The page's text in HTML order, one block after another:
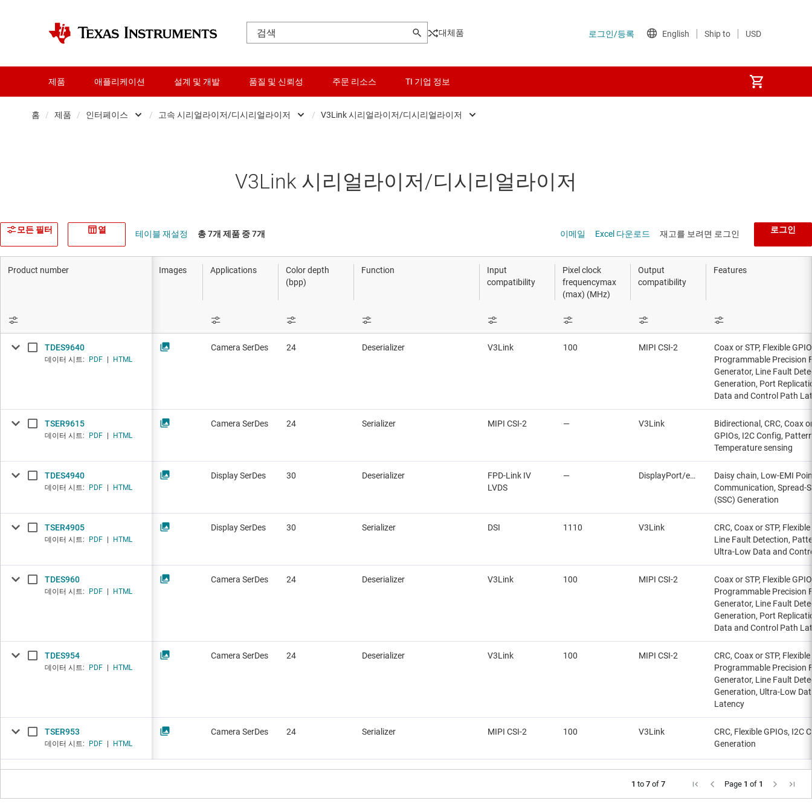
대체품
제품 애플리케이션 설계 및 개발 품질 및 신뢰성 주문 리소스 TI 기업 정보
홈 / 제품 / 인터페이스
DLP 제품
모터 드라이버
스위치 및 멀티플렉서
/ 고속 시리얼라이저/디시리얼라이저
HDMI, 디스플레이 포트 및 MIPI IC
IO-Link 및 디지털 I/O
PCIe, SAS 및 SATA IC
직렬 디지털 인터페이스(SDI) IC
SBC(시스템 기반 칩)
/ V3Link 시리얼라이저/디시리얼라이저
V3Link 시리얼라이저/디시리얼라이저
모든 필터 열 테이블 재설정 총 7개 제품 중 7개 이메일 Excel 다운로드 재고를 보려면 로그인 로그인
Product number
Input
compatibility
Function
Applications Features
Color depth
(bpp)
Output
compatibility
Images
Pixel clock
frequencymax
(max) (MHz)
TDES9640
데이터 시트: PDF HTML
TSER9615
데이터 시트: PDF HTML
TDES4940
데이터 시트: PDF HTML
TSER4905
데이터 시트: PDF HTML
TDES960
데이터 시트: PDF HTML
TDES954
데이터 시트: PDF HTML
TSER953
데이터 시트: PDF HTML
Camera SerDes 24 Deserializer V3Link 100 MIPI CSI-2
Coax or STP, Flexible
Programmable Precision
Generator, Line Fault
Generation, Port
Data and Control Path
Camera SerDes 24 Serializer MIPI CSI-2 — V3Link
Bidirectional, CRC, Coax
GPIOs, I2C Config,
Temperature sensing
Display SerDes 30 Deserializer
FPD-Link IV
LVDS
— DisplayPort/eDP
Daisy chain, Low-EMI
Communication, Spread-
(SSC) Generation
Display SerDes 30 Serializer DSI 1110 V3Link
CRC, Coax or STP,
Line Fault Detection,
Ultra-Low Data and
Camera SerDes 24 Deserializer V3Link 100 MIPI CSI-2
Coax or STP, Flexible
Programmable Precision
Generator, Line Fault
Generation, Port
Data and Control Path
Camera SerDes 24 Deserializer V3Link 100 MIPI CSI-2
CRC, Coax or STP,
Programmable Precision
Generator, Line Fault
Generation, Ultra-Low
Latency
Camera SerDes 24 Serializer MIPI CSI-2 100 V3Link
CRC, Flexible GPIOs, I2C
Generation
1 to 7 of 7 Page 1 of 1